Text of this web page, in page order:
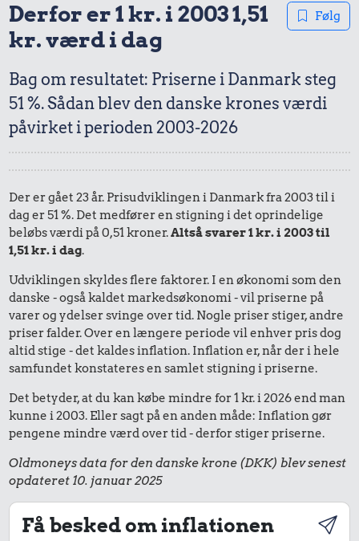
Derfor er 1 kr. i 2003 1,51
kr. værd i dag
Følg
Bag om resultatet: Priserne i Danmark steg
51 %. Sådan blev den danske krones værdi
påvirket i perioden 2003-2026
Der er gået 23 år. Prisudviklingen i Danmark fra 2003 til i
dag er 51 %. Det medfører en stigning i det oprindelige
beløbs værdi på 0,51 kroner.Altså svarer 1 kr. i 2003 til
1,51 kr. i dag.
Udviklingen skyldes flere faktorer. I en økonomi som den
danske - også kaldet markedsøkonomi - vil priserne på
varer og ydelser svinge over tid. Nogle priser stiger, andre
priser falder. Over en længere periode vil enhver pris dog
altid stige - det kaldes inflation. Inflation er, når der i hele
samfundet konstateres en samlet stigning i priserne.
Det betyder, at du kan købe mindre for 1 kr. i 2026 end man
kunne i 2003. Eller sagt på en anden måde: Inflation gør
pengene mindre værd over tid - derfor stiger priserne.
Oldmoneys data for den danske krone (DKK) blev senest
opdateret 10. januar 2025
Få besked om inflationen